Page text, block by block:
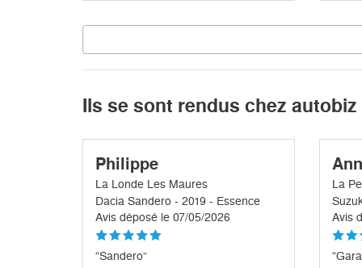
Ils se sont rendus chez
Philippe
La Londe Les Maures
Dacia Sandero - 2019 - Essence
Avis déposé le 07/05/2026
“Sandero”
La
Avis